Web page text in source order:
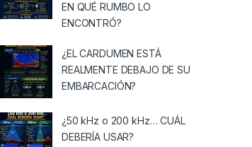
EN QUÉ RUMBO LO
ENCONTRÓ?
¿EL CARDUMEN ESTÁ
REALMENTE DEBAJO DE SU
EMBARCACIÓN?
¿50 kHz o 200 kHz… CUÁL
DEBERÍA USAR?